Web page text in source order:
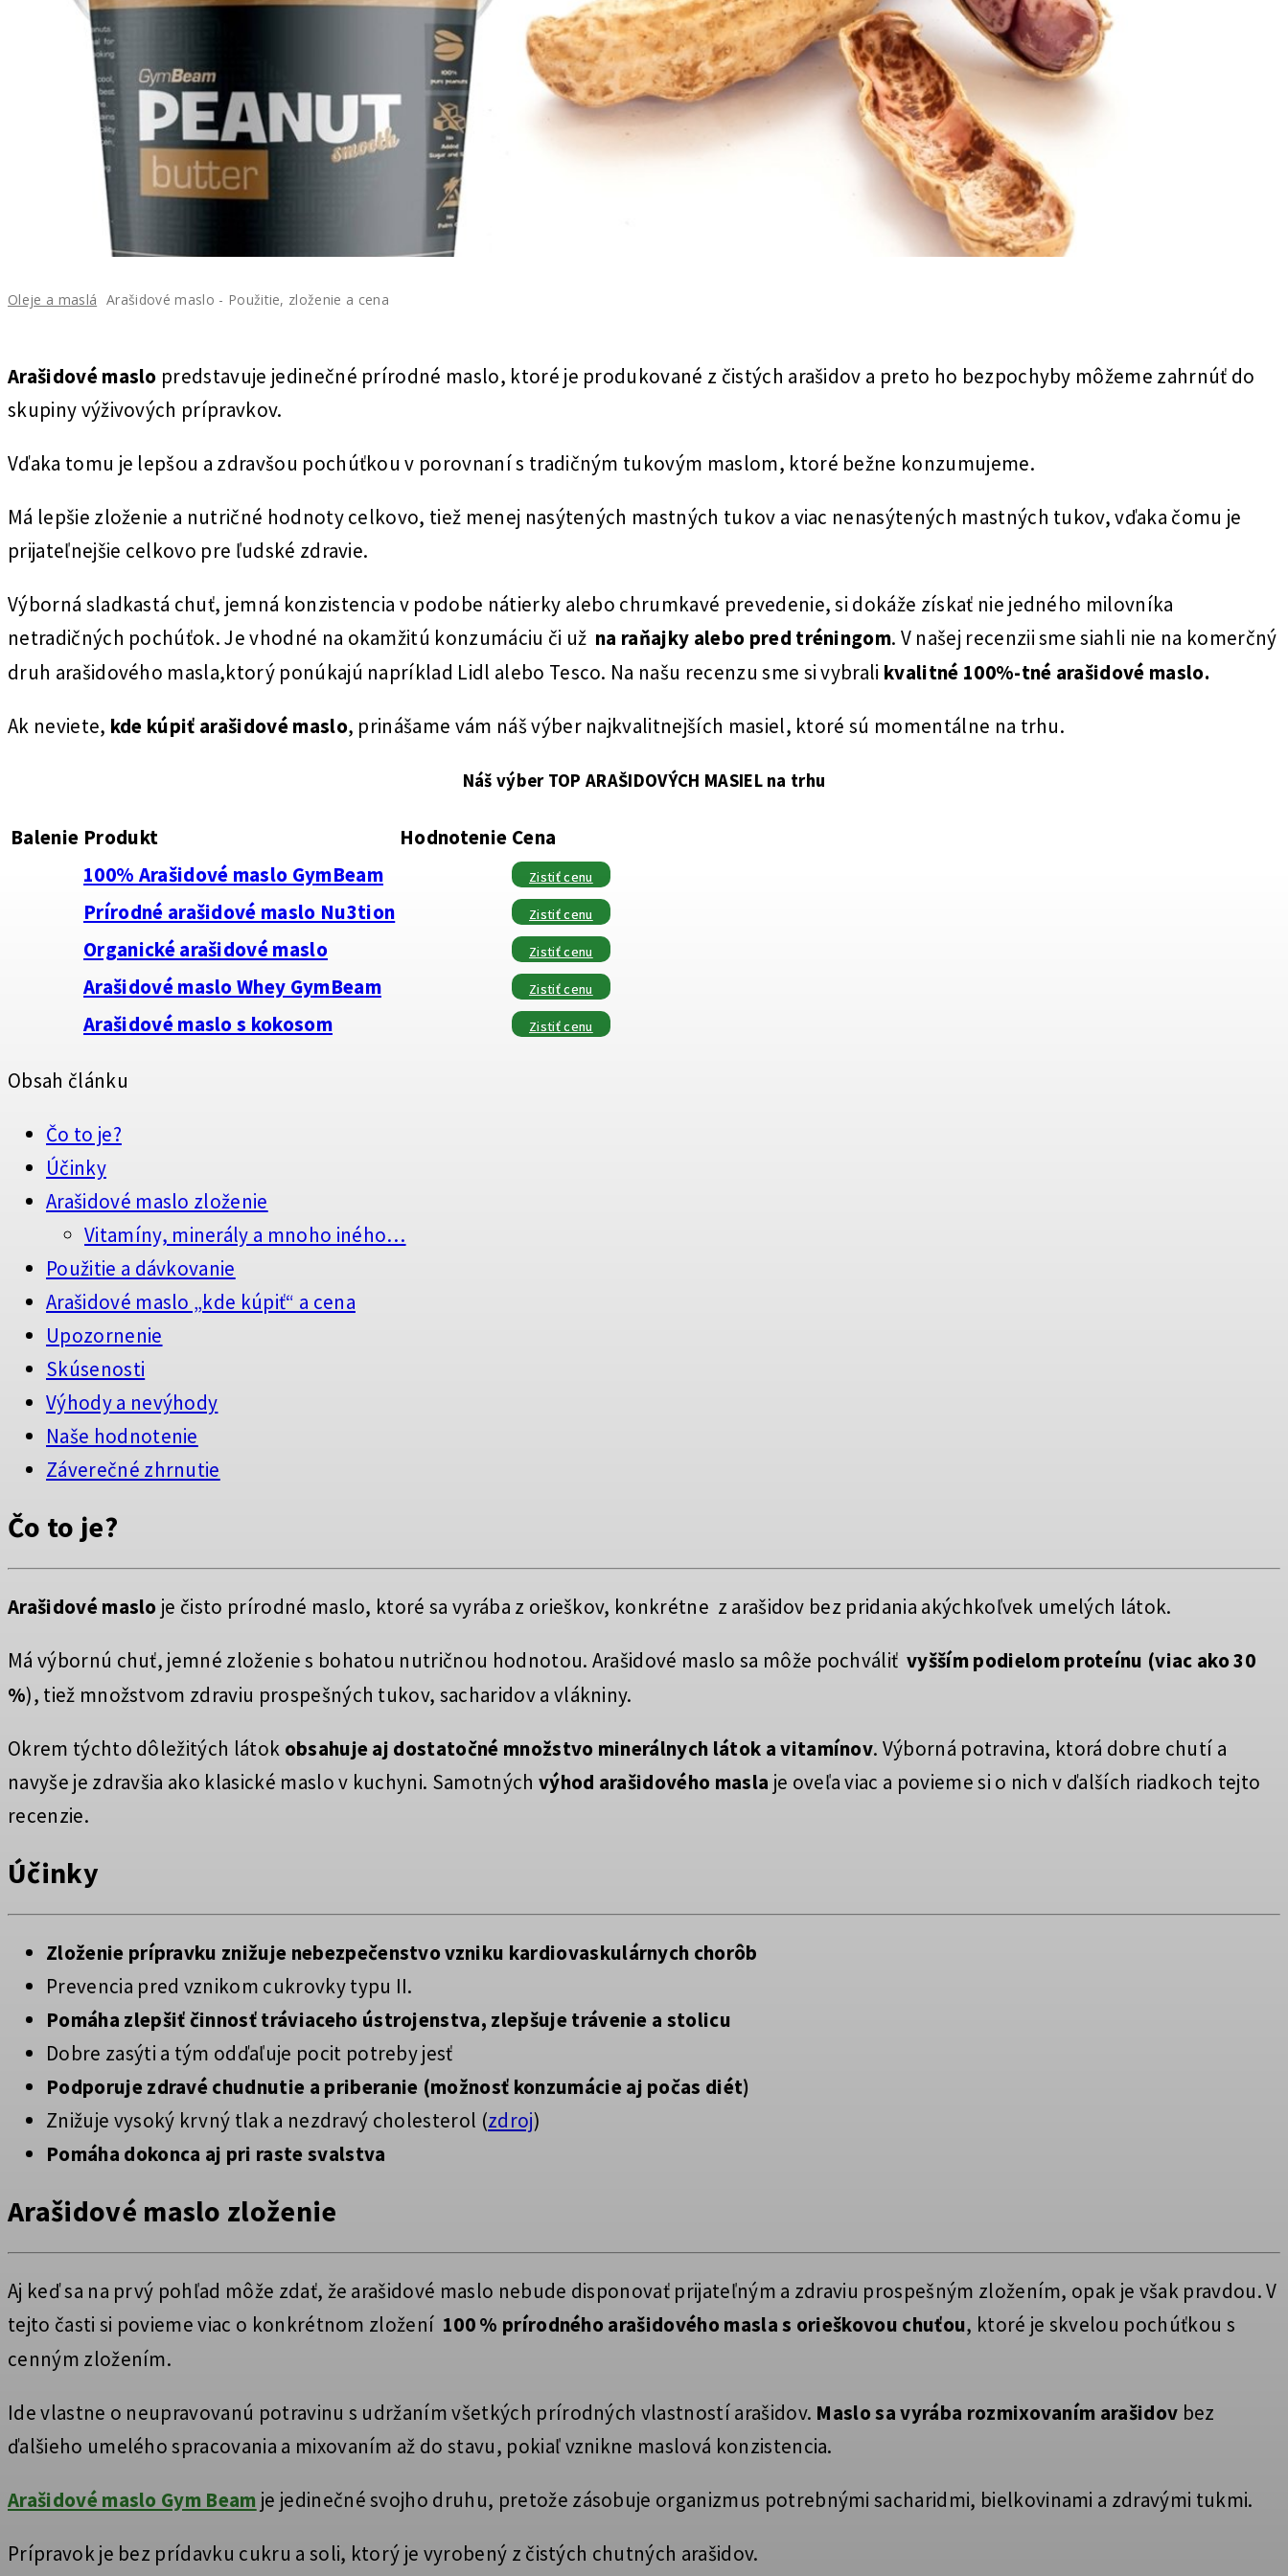
Oleje a maslá Arašidové maslo - Použitie, zloženie a cena
Arašidové maslo predstavuje jedinečné prírodné maslo, ktoré je produkované z čistých arašidov a preto ho bezpochyby môžeme zahrnúť do
skupiny výživových prípravkov.
Vďaka tomu je lepšou a zdravšou pochúťkou v porovnaní s tradičným tukovým maslom, ktoré bežne konzumujeme.
Má lepšie zloženie a nutričné hodnoty celkovo, tiež menej nasýtených mastných tukov a viac nenasýtených mastných tukov, vďaka čomu je
prijateľnejšie celkovo pre ľudské zdravie.
Výborná sladkastá chuť, jemná konzistencia v podobe nátierky alebo chrumkavé prevedenie, si dokáže získať nie jedného milovníka
netradičných pochúťok. Je vhodné na okamžitú konzumáciu či už na raňajky alebo pred tréningom. V našej recenzii sme siahli nie na komerčný
druh arašidového masla,ktorý ponúkajú napríklad Lidl alebo Tesco. Na našu recenzu sme si vybrali kvalitné 100%-tné arašidové maslo.
Ak neviete, kde kúpiť arašidové maslo, prinášame vám náš výber najkvalitnejších masiel, ktoré sú momentálne na trhu.
Náš výber TOP ARAŠIDOVÝCH MASIEL na trhu
Balenie Produkt Hodnotenie Cena
100% Arašidové maslo GymBeam
Zistiť cenu
Prírodné arašidové maslo Nu3tion Zistiť cenu
Organické arašidové maslo Zistiť cenu
Arašidové maslo Whey GymBeam Zistiť cenu
Arašidové maslo s kokosom Zistiť cenu
Obsah článku
Čo to je?
Účinky
Arašidové maslo zloženie
Vitamíny, minerály a mnoho iného…
Použitie a dávkovanie
Arašidové maslo „kde kúpiť“ a cena
Upozornenie
Skúsenosti
Výhody a nevýhody
Naše hodnotenie
Záverečné zhrnutie
Čo to je?
Arašidové maslo je čisto prírodné maslo, ktoré sa vyrába z orieškov, konkrétne z arašidov bez pridania akýchkoľvek umelých látok.
Má výbornú chuť, jemné zloženie s bohatou nutričnou hodnotou. Arašidové maslo sa môže pochváliť vyšším podielom proteínu (viac ako 30
%), tiež množstvom zdraviu prospešných tukov, sacharidov a vlákniny.
Okrem týchto dôležitých látok obsahuje aj dostatočné množstvo minerálnych látok a vitamínov. Výborná potravina, ktorá dobre chutí a
navyše je zdravšia ako klasické maslo v kuchyni. Samotných výhod arašidového masla je oveľa viac a povieme si o nich v ďalších riadkoch tejto
recenzie.
Účinky
Zloženie prípravku znižuje nebezpečenstvo vzniku kardiovaskulárnych chorôb
Prevencia pred vznikom cukrovky typu II.
Pomáha zlepšiť činnosť tráviaceho ústrojenstva, zlepšuje trávenie a stolicu
Dobre zasýti a tým odďaľuje pocit potreby jesť
Podporuje zdravé chudnutie a priberanie (možnosť konzumácie aj počas diét)
Znižuje vysoký krvný tlak a nezdravý cholesterol (zdroj)
Pomáha dokonca aj pri raste svalstva
Arašidové maslo zloženie
Aj keď sa na prvý pohľad môže zdať, že arašidové maslo nebude disponovať prijateľným a zdraviu prospešným zložením, opak je však pravdou. V
tejto časti si povieme viac o konkrétnom zložení 100 % prírodného arašidového masla s orieškovou chuťou, ktoré je skvelou pochúťkou s
cenným zložením.
Ide vlastne o neupravovanú potravinu s udržaním všetkých prírodných vlastností arašidov. Maslo sa vyrába rozmixovaním arašidov bez
ďalšieho umelého spracovania a mixovaním až do stavu, pokiaľ vznikne maslová konzistencia.
Arašidové maslo Gym Beam je jedinečné svojho druhu, pretože zásobuje organizmus potrebnými sacharidmi, bielkovinami a zdravými tukmi.
Prípravok je bez prídavku cukru a soli, ktorý je vyrobený z čistých chutných arašidov.